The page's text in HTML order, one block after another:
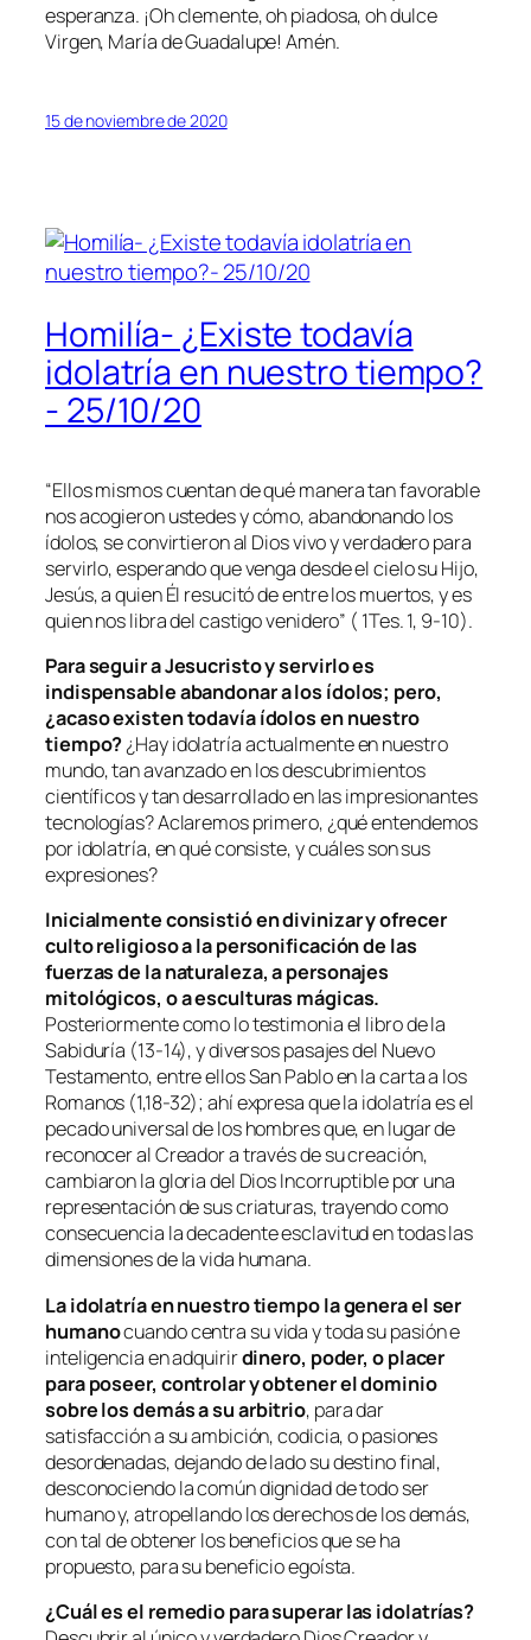
esperanza. ¡Oh clemente, oh piadosa, oh dulce
Virgen, María de Guadalupe! Amén.
15 de noviembre de 2020
Homilía- ¿Existe todavía
idolatría en nuestro tiempo?
- 25/10/20
“Ellos mismos cuentan de qué manera tan favorable
nos acogieron ustedes y cómo, abandonando los
ídolos, se convirtieron al Dios vivo y verdadero para
servirlo, esperando que venga desde el cielo su Hijo,
Jesús, a quien Él resucitó de entre los muertos, y es
quien nos libra del castigo venidero” ( 1Tes. 1, 9-10).
Para seguir a Jesucristo y servirlo es
indispensable abandonar a los ídolos; pero,
¿acaso existen todavía ídolos en nuestro
tiempo?¿Hay idolatría actualmente en nuestro
mundo, tan avanzado en los descubrimientos
científicos y tan desarrollado en las impresionantes
tecnologías? Aclaremos primero, ¿qué entendemos
por idolatría, en qué consiste, y cuáles son sus
expresiones?
Inicialmente consistió en divinizar y ofrecer
culto religioso a la personificación de las
fuerzas de la naturaleza, a personajes
mitológicos, o a esculturas mágicas.
Posteriormente como lo testimonia el libro de la
Sabiduría (13-14), y diversos pasajes del Nuevo
Testamento, entre ellos San Pablo en la carta a los
Romanos (1,18-32); ahí expresa que la idolatría es el
pecado universal de los hombres que, en lugar de
reconocer al Creador a través de su creación,
cambiaron la gloria del Dios Incorruptible por una
representación de sus criaturas, trayendo como
consecuencia la decadente esclavitud en todas las
dimensiones de la vida humana.
La idolatría en nuestro tiempo la genera el ser
humanocuando centra su vida y toda su pasión e
inteligencia en adquirirdinero, poder, o placer
para poseer, controlar y obtener el dominio
sobre los demás a su arbitrio, para dar
satisfacción a su ambición, codicia, o pasiones
desordenadas, dejando de lado su destino final,
desconociendo la común dignidad de todo ser
humano y, atropellando los derechos de los demás,
con tal de obtener los beneficios que se ha
propuesto, para su beneficio egoísta.
¿Cuál es el remedio para superar las idolatrías?